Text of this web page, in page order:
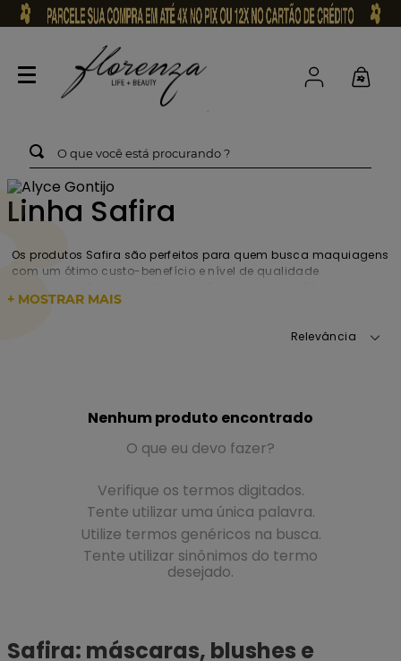
O que você está procurando ?
Linha Safira
Os produtos Safira são perfeitos para quem busca maquiagens
com um ótimo custo-benefício e nível de qualidade
e blushes da marca para você escolher o seu preferido
+ MOSTRAR MAIS
Relevância
Nenhum produto encontrado
O que eu devo fazer?
Verifique os termos digitados.
Tente utilizar uma única palavra.
Utilize termos genéricos na busca.
Tente utilizar sinônimos do termo
desejado.
Safira: máscaras, blushes e